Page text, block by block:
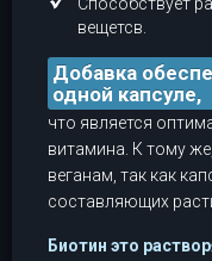
вещетсв.
Добавка
одной капсуле,
что является
витамина. К тому
веганам, так как
составляющих
Биотин это